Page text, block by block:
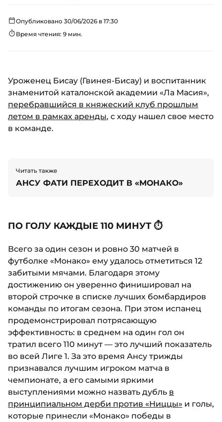
Опубликовано 30/06/2026 в 17:30
Время чтения: 9 мин.
Уроженец Бисау (Гвинея-Бисау) и воспитанник
знаменитой каталонской академии «Ла Масия»,
перебравшийся в княжеский клуб прошлым
летом в рамках аренды, с ходу нашел свое место
в команде.
Читать также
АНСУ ФАТИ ПЕРЕХОДИТ В «МОНАКО»
ПО ГОЛУ КАЖДЫЕ 110 МИНУТ ⏱️
Всего за один сезон и ровно 30 матчей в
футболке «Монако» ему удалось отметиться 12
забитыми мячами. Благодаря этому
достижению он уверенно финишировал на
второй строчке в списке лучших бомбардиров
команды по итогам сезона. При этом испанец
продемонстрировал потрясающую
эффективность: в среднем на один гол он
тратил всего 110 минут — это лучший показатель
во всей Лиге 1. За это время Ансу трижды
признавался лучшим игроком матча в
чемпионате, а его самыми яркими
выступлениями можно назвать дубль в
принципиальном дерби против «Ниццы» и голы,
которые принесли «Монако» победы в